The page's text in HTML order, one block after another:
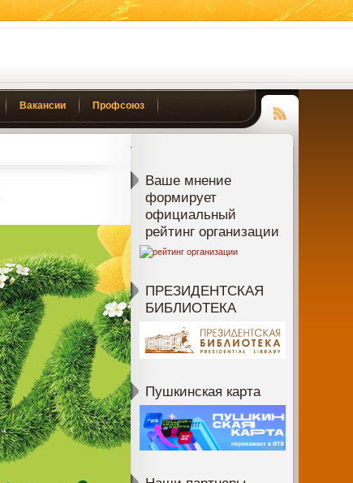
Вакансии Профсоюз
Чтение
Ваше мнение
формирует
официальный
рейтинг организации
ПРЕЗИДЕНТСКАЯ
БИБЛИОТЕКА
Пушкинская карта